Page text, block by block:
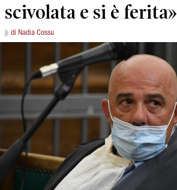
scivolata e si è ferita»
di Nadia Cossu